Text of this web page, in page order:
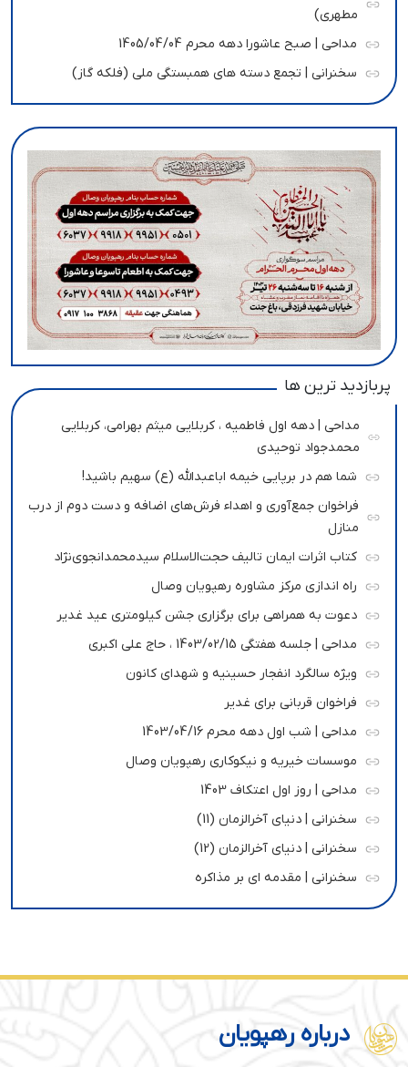
مطهری)
مداحی | صبح عاشورا دهه محرم 1405/04/04
سخنرانی | تجمع دسته های همبستگی ملی (فلکه گاز)
پربازدید ترین ها
مداحی | دهه اول فاطمیه ، کربلایی میثم بهرامی، کربلایی
محمدجواد توحیدی
شما هم در برپایی خیمه اباعبدالله (ع) سهیم باشید!
فراخوان جمع‌آوری و اهداء فرش‌های اضافه و دست دوم از درب
منازل
کتاب اثرات ایمان تالیف حجت‌الاسلام سیدمحمدانجوی‌نژاد
راه اندازی مرکز مشاوره رهپویان وصال
دعوت به همراهی برای برگزاری جشن کیلومتری عید غدیر
مداحی | جلسه هفتگی 1403/02/15 ، حاج علی اکبری
ویژه سالگرد انفجار حسینیه و شهدای کانون
فراخوان قربانی برای غدیر
مداحی | شب اول دهه محرم 1403/04/16
موسسات خیریه و نیکوکاری رهپویان وصال
مداحی | روز اول اعتکاف 1403
سخنرانی | دنیای آخرالزمان (11)
سخنرانی | دنیای آخرالزمان (12)
سخنرانی | مقدمه ای بر مذاکره
درباره رهپویان